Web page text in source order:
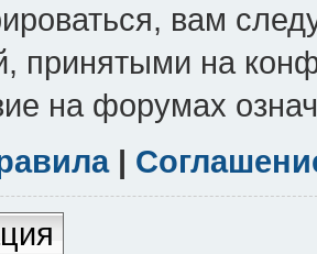
вам
принятыми на
на форумах
|